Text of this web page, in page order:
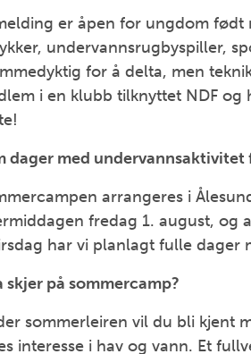
er åpen for ungdom
undervannsrugbyspiller,
for å delta, men
i en klubb tilknyttet NDF
dager med
arrangeres i
fredag 1. august, og
har vi planlagt fulle dager
skjer på sommercamp?
sommerleiren vil du bli kjent
interesse i hav og vann. Et